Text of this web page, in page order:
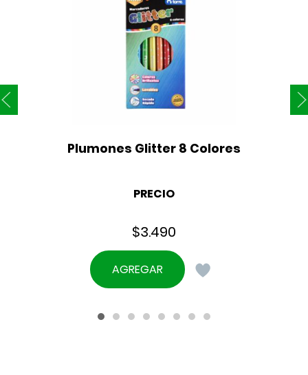
Plumones Glitter 8 Colores
PRECIO
$3.490
AGREGAR